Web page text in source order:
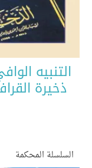
ذخيرة
المحكمة